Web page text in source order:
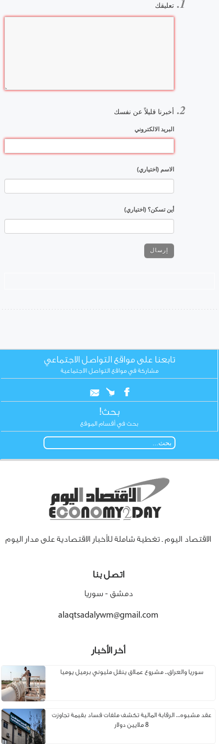
تعليقك
أخبرنا قليلاً عن نفسك
البريد الالكتروني
الاسم (اختياري)
أين تسكن؟ (اختياري)
تابعنا على مواقع التواصل الاجتماعي
مشاركة في مواقع التواصل الاجتماعية
بحث!
بحث في أقسام الموقع
الاقتصاد اليوم ـ تغطية شاملة للأخبار الاقتصادية على مدار اليوم
اتصل بنا
دمشق - سوريا
alaqtsadalywm@gmail.com
أخر الأخبار
سوريا والعراق.. مشروع عملاق ينقل مليوني برميل يوميا
عقد مشبوه... الرقابة المالية تكشف ملفات فساد بقيمة تجاوزت
8 ملايين دولار